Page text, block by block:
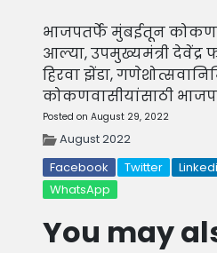
भाजपतर्फे मुंबईतून
आल्या, उपमुख्यमंत्री
हिरवा झेंडा,
कोकणवासीयांसाठी
Posted on August 29, 2022
August 2022
Facebook
Twitter
WhatsApp
You may